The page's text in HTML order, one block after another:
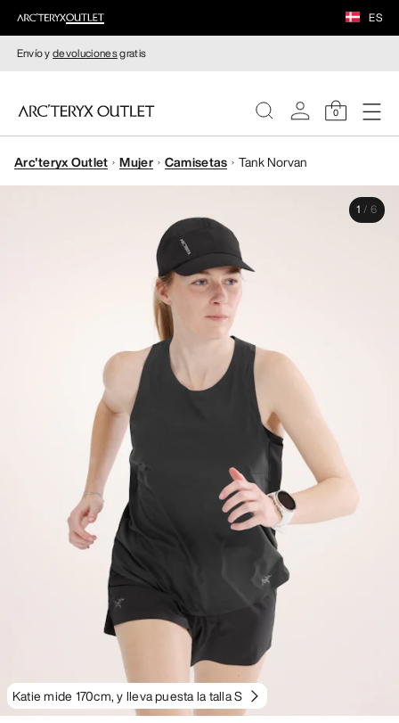
ES
Envío ydevolucionesgratis
0
MUJERE
Arc'teryx Outlet Mujer Camisetas Tank Norvan
Katie mide 170cm, y lleva puesta la talla S
1 / 6